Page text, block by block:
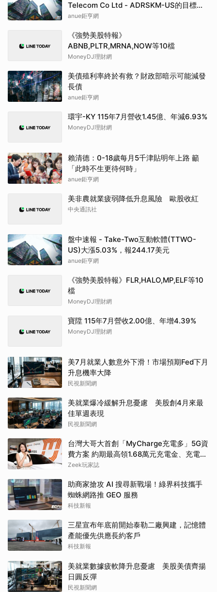
Telecom Co Ltd - ADRSKM-US的目標價
調升至42.64元，幅度約3.73%
anue鉅亨網
《強勢美股特報》
ABNB,PLTR,MRNA,NOW等10檔
MoneyDJ理財網
美債殖利率終於有救？財政部暗示可能減發
長債
anue鉅亨網
環宇-KY 115年7月營收1.45億、年減6.93%
MoneyDJ理財網
賴清德：0-18歲每月5千津貼明年上路 籲
「此時不生更待何時」
anue鉅亨網
美非農就業疲弱降低升息風險 歐股收紅
中央通訊社
盤中速報 - Take-Two互動軟體(TTWO-
US)大漲5.03%，報244.17美元
anue鉅亨網
《強勢美股特報》FLR,HALO,MP,ELF等10
檔
MoneyDJ理財網
寶陞 115年7月營收2.00億、年增4.39%
MoneyDJ理財網
美7月就業人數意外下滑！市場預期Fed下月
升息機率大降
民視新聞網
美就業爆冷緩解升息憂慮 美股創4月來最
佳單週表現
民視新聞網
台灣大哥大首創「MyCharge充電多」5G資
費方案 約期最高領1.68萬元充電金、充電最
高89折
Zeek玩家誌
助商家搶攻 AI 搜尋新戰場！綠界科技攜手
蜘蛛網路推 GEO 服務
科技新報
三星宣布年底前開始泰勒二廠興建，記憶體
產能優先供應長約客戶
科技新報
美就業數據疲軟降升息憂慮 美股美債齊揚
日圓反彈
民視新聞網